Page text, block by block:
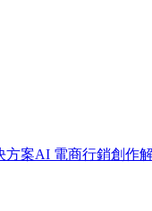
方案AI 電商行銷創作